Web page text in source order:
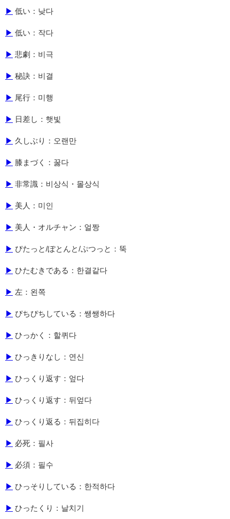
▶ 低い：낮다
▶ 低い：작다
▶ 悲劇：비극
▶ 秘訣：비결
▶ 尾行：미행
▶ 日差し：햇빛
▶ 久しぶり：오랜만
▶ 膝まづく：꿇다
▶ 非常識：비상식・몰상식
▶ 美人：미인
▶ 美人・オルチャン：얼짱
▶ ぴたっと/ぽとんと/ぷつっと：뚝
▶ ひたむきである：한결같다
▶ 左：왼쪽
▶ ぴちぴちしている：쌩쌩하다
▶ ひっかく：할퀴다
▶ ひっきりなし：연신
▶ ひっくり返す：엎다
▶ ひっくり返す：뒤엎다
▶ ひっくり返る：뒤집히다
▶ 必死：필사
▶ 必須：필수
▶ ひっそりしている：한적하다
▶ ひったくり：날치기